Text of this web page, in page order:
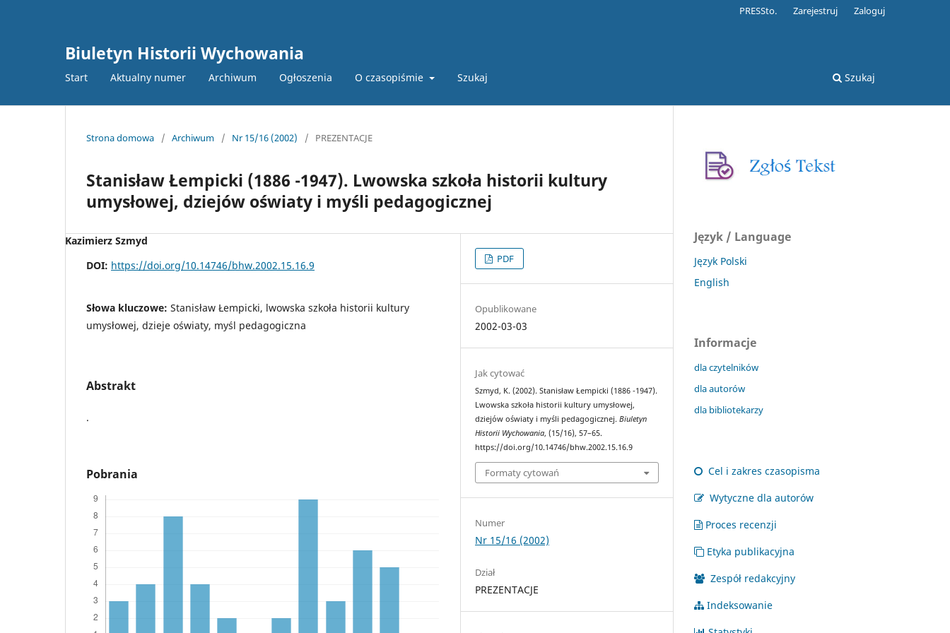
Biuletyn Historii Wychowania
Start Aktualny numer Archiwum Ogłoszenia O czasopiśmie Szukaj Szukaj
PRESSto. Zarejestruj Zaloguj
Strona domowa / Archiwum / Nr 15/16 (2002) / PREZENTACJE
Stanisław Łempicki (1886 -1947). Lwowska szkoła historii kultury
umysłowej, dziejów oświaty i myśli pedagogicznej
Kazimierz Szmyd
DOI: https://doi.org/10.14746/bhw.2002.15.16.9
Słowa kluczowe: Stanisław Łempicki, lwowska szkoła historii kultury
umysłowej, dzieje oświaty, myśl pedagogiczna
Abstrakt
.
Pobrania
PDF
Opublikowane
2002-03-03
Jak cytować
Szmyd, K. (2002). Stanisław Łempicki (1886 -1947).
Lwowska szkoła historii kultury umysłowej,
dziejów oświaty i myśli pedagogicznej.Biuletyn
Historii Wychowania, (15/16), 57–65.
https://doi.org/10.14746/bhw.2002.15.16.9
Formaty cytowań
Numer
Nr 15/16 (2002)
Dział
PREZENTACJE
Język / Language
Język Polski
English
Informacje
dla czytelników
dla autorów
dla bibliotekarzy
Cel i zakres czasopisma
Wytyczne dla autorów
Proces recenzji
Etyka publikacyjna
Zespół redakcyjny
Indeksowanie